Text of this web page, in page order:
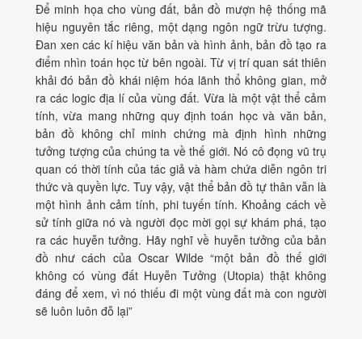
Để minh họa cho vùng đất, bản đồ mượn hệ thống mã
hiệu nguyên tắc riêng, một dạng ngôn ngữ trừu tượng.
Đan xen các kí hiệu văn bản và hình ảnh, bản đồ tạo ra
điểm nhìn toán học từ bên ngoài. Từ vị trí quan sát thiên
khải đó bản đồ khái niệm hóa lãnh thổ không gian, mở
ra các logic địa lí của vùng đất. Vừa là một vật thể cảm
tính, vừa mang những quy định toán học và văn bản,
bản đồ không chỉ minh chứng mà định hình những
tưởng tượng của chúng ta về thế giới. Nó cô đọng vũ trụ
quan có thời tính của tác giả và hàm chứa diễn ngôn tri
thức và quyền lực. Tuy vậy, vật thể bản đồ tự thân vẫn là
một hình ảnh cảm tính, phi tuyến tính. Khoảng cách về
sử tính giữa nó và người đọc mời gọi sự khám phá, tạo
ra các huyễn tưởng. Hãy nghĩ về huyễn tưởng của bản
đồ như cách của Oscar Wilde “một bản đồ thế giới
không có vùng đất Huyễn Tưởng (Utopia) thật không
đáng để xem, vì nó thiếu đi một vùng đất mà con người
sẽ luôn luôn đỗ lại”